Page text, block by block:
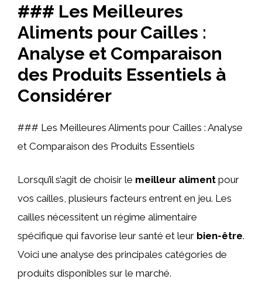
### Les Meilleures
Aliments pour Cailles :
Analyse et Comparaison
des Produits Essentiels à
Considérer
### Les Meilleures Aliments pour Cailles : Analyse
et Comparaison des Produits Essentiels
Lorsqu’il s’agit de choisir le meilleur aliment pour
vos cailles, plusieurs facteurs entrent en jeu. Les
cailles nécessitent un régime alimentaire
spécifique qui favorise leur santé et leur bien-être.
Voici une analyse des principales catégories de
produits disponibles sur le marché.